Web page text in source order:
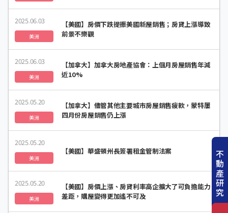
2025.06.03
美洲
【美國】房價下跌提振美國新屋銷售；房貸上漲導致
前景不樂觀
2025.06.03
美洲
【加拿大】加拿大房地產協會：上個月房屋銷售年減
近10%
2025.05.20
美洲
【加拿大】儘管其他主要城市房屋銷售疲軟，蒙特屢
四月份房屋銷售仍上漲
2025.05.20
美洲
【美國】華盛頓州長簽署租金管制法案
2025.05.20
美洲
【美國】房價上漲、房貸利率高企擴大了可負擔能力
差距，購屋變得更加遙不可及
不
動
產
研
究